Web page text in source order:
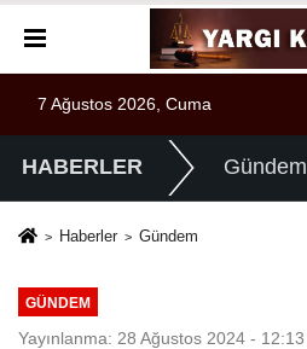
7 Ağustos 2026, Cuma
HABERLER Gündem
Haberler Gündem
GÜNDEM
Yayınlanma: 28 Ağustos 2024 - 12:13